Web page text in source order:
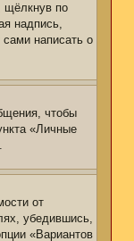
щёлкнув по
надпись,
написать о
чтобы
«Личные
от
убедившись,
«Вариантов